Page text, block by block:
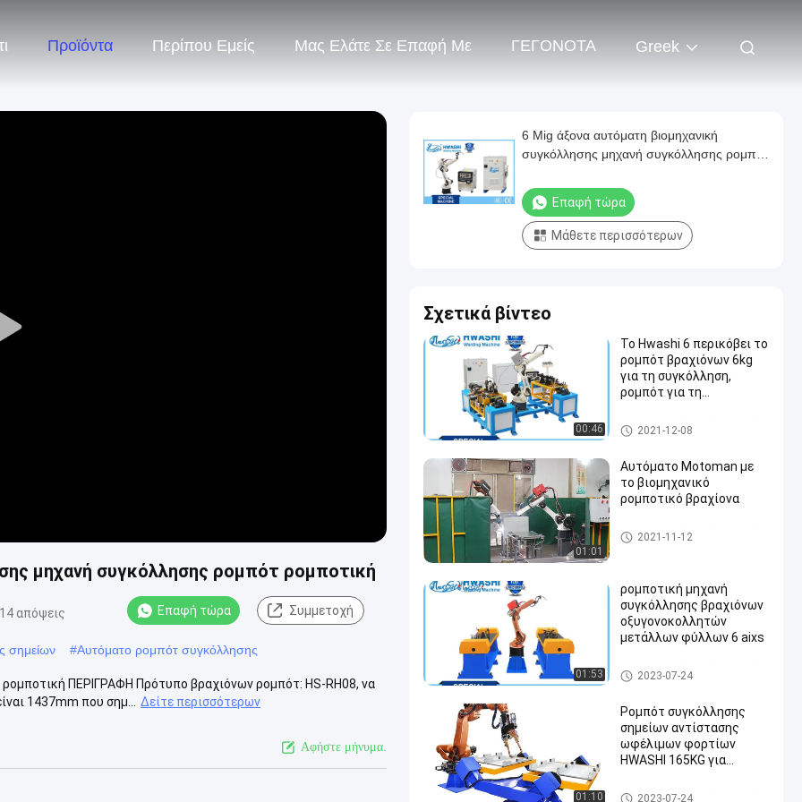
Προϊόντα Περίπου Εμείς Μας Ελάτε Σε Επαφή Με ΓΕΓΟΝΟΤΑ Greek
Play
μηχανή συγκόλλησης ρομπότ ρομποτική
απόψεις Επαφή τώρα Συμμετοχή
σημείων #Αυτόματο ρομπότ συγκόλλησης
ΠΕΡΙΓΡΑΦΗ Πρότυπο βραχιόνων ρομπότ: HS-RH08, να
1437mm που σημ...
Δείτε περισσότερων
Αφήστε μήνυμα.
6 Mig άξονα αυτόματη βιομηχανική
συγκόλλησης μηχανή συγκόλλησης ρομπότ
Επαφή τώρα
Μάθετε περισσότερων
Σχετικά βίντεο
00:46
Το Hwashi 6 περικόβει το
ρομπότ βραχιόνων 6kg
για τη συγκόλληση,
ρομπότ για τη
ρομπότ
βιομηχανικά ρομπότ συγκόλλ
ησης
2021-12-08
01:01
Αυτόματο Motoman με
το βιομηχανικό
ρομποτικό βραχίονα
βιομηχανικά ρομπότ συγκόλλ
ησης
2021-11-12
01:53
ρομποτική μηχανή
συγκόλλησης βραχιόνων
οξυγονοκολλητών
μετάλλων φύλλων 6 aixs
βιομηχανικά ρομπότ συγκόλλ
ησης
2023-07-24
01:10
Ρομπότ συγκόλλησης
σημείων αντίστασης
ωφέλιμων φορτίων
HWASHI 165KG για
χάλυβα ήπιου χάλυβα το
βιομηχανικά ρομπότ συγκόλλ
2023-07-24